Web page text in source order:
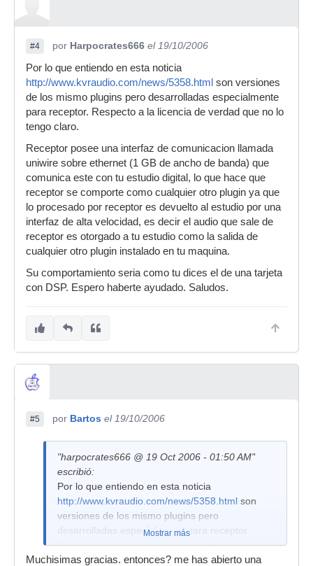
#4 por Harpocrates666 el 19/10/2006
Por lo que entiendo en esta noticia
http://www.kvraudio.com/news/5358.html son versiones
de los mismo plugins pero desarrolladas especialmente
para receptor. Respecto a la licencia de verdad que no lo
tengo claro.
Receptor posee una interfaz de comunicacion llamada
uniwire sobre ethernet (1 GB de ancho de banda) que
comunica este con tu estudio digital, lo que hace que
receptor se comporte como cualquier otro plugin ya que
lo procesado por receptor es devuelto al estudio por una
interfaz de alta velocidad, es decir el audio que sale de
receptor es otorgado a tu estudio como la salida de
cualquier otro plugin instalado en tu maquina.
Su comportamiento seria como tu dices el de una tarjeta
con DSP. Espero haberte ayudado. Saludos.
#5 por Bartos el 19/10/2006
"harpocrates666 @ 19 Oct 2006 - 01:50 AM"
escribió:
Por lo que entiendo en esta noticia
http://www.kvraudio.com/news/5358.html son
versiones de los mismo plugins pero
desarrolladas especialmente para receptor.
Respecto a la licencia de verdad que no lo tengo
claro.
Mostrar más
Muchisimas gracias. entonces? me has abierto una